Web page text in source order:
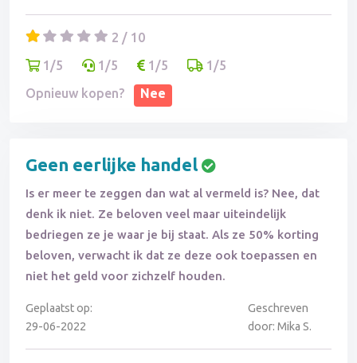
2 / 10
1/5
1/5 1/5
1/5
Opnieuw kopen?
Nee
Geen eerlijke handel
Is er meer te zeggen dan wat al vermeld is? Nee, dat
denk ik niet. Ze beloven veel maar uiteindelijk
bedriegen ze je waar je bij staat. Als ze 50% korting
beloven, verwacht ik dat ze deze ook toepassen en
niet het geld voor zichzelf houden.
Geplaatst op:
29-06-2022
Geschreven
door: Mika S.